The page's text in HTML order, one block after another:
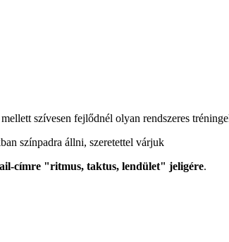
szívesen fejlődnél olyan rendszeres
színpadra állni, szeretettel várjuk
címre "ritmus, taktus, lendület" jeligére.